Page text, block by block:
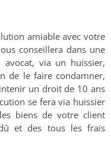
amiable avec votre
conseillera dans une
avocat, via un huissier,
de le faire condamner,
un droit de 10 ans
se fera via huissier
biens de votre client
et des tous les frais